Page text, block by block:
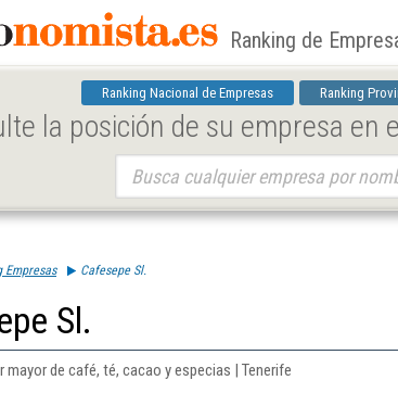
Ranking de
Ranking Nacional de Empresas Ranking
la posición de su empresa en
Empresas Cafesepe Sl.
Sl.
mayor de café, té, cacao y especias | Tenerife